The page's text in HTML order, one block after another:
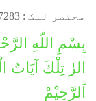
مختصر لنک :
بِسْمِ اللّهِ
الرٰ تِلْكَ آيَاتُ
اَلرَّحِیْمْ